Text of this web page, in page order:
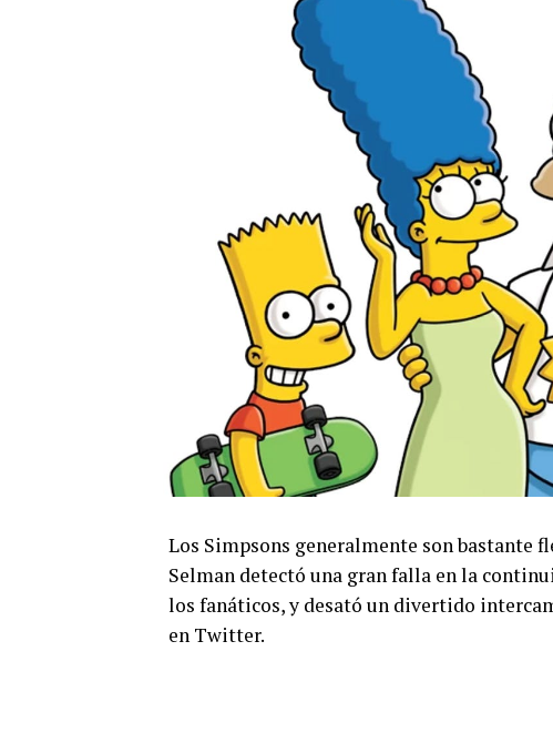
Los Simpsons generalmente son bastante
Selman detectó una gran falla en la
los fanáticos, y desató un divertido
en Twitter.